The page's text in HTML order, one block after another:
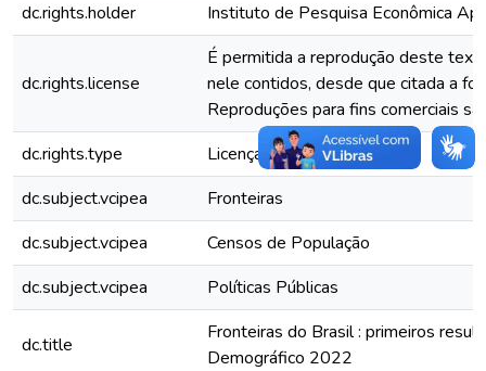
dc.rights.holder
Instituto de Pesquisa Econômica
dc.rights.license
É permitida a reprodução deste
nele contidos, desde que citada a
Reproduções para fins comerciais
dc.rights.type
Licença Comum
dc.subject.vcipea
Fronteiras
dc.subject.vcipea
Censos de População
dc.subject.vcipea
Políticas Públicas
dc.title
Fronteiras do Brasil : primeiros
Demográfico 2022